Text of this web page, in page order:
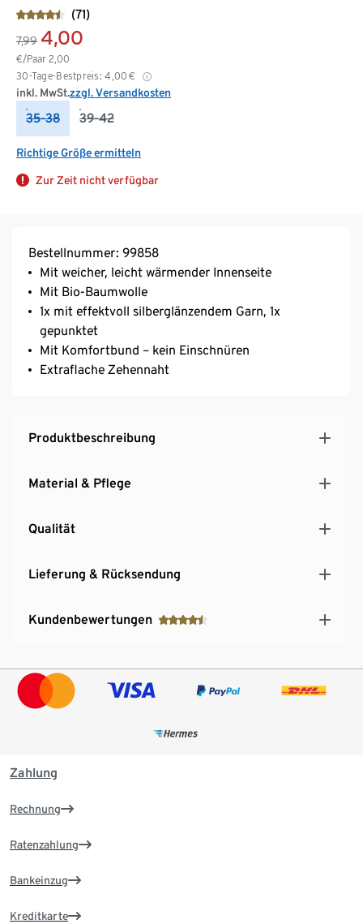
(71)
7,99 4,00
€/Paar 2,00
30-Tage-Bestpreis: 4,00 €
inkl. MwSt.zzgl. Versandkosten
35-38 39-42
Richtige Größe ermitteln
Zur Zeit nicht verfügbar
Bestellnummer: 99858
Mit weicher, leicht wärmender Innenseite
Mit Bio-Baumwolle
1x mit effektvoll silberglänzendem Garn, 1x
gepunktet
Mit Komfortbund – kein Einschnüren
Extraflache Zehennaht
Produktbeschreibung
Material & Pflege
Qualität
Lieferung & Rücksendung
Kundenbewertungen
Zahlung
Rechnung
Ratenzahlung
Bankeinzug
Kreditkarte